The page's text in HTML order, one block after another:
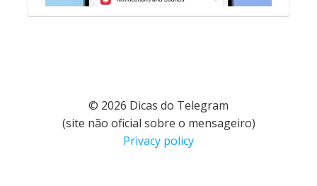
© 2026 Dicas do Telegram
(site não oficial sobre o mensageiro)
Privacy policy